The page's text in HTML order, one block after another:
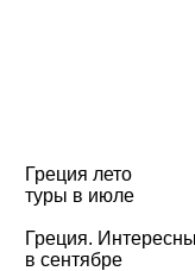
Греция лето
туры в июле
Греция.
в сентябре